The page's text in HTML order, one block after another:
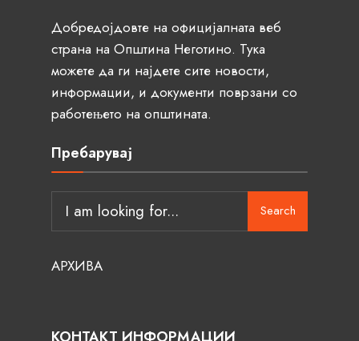
Добредојдовте на официјалната веб
страна на Општина Неготино. Тука
можете да ги најдете сите новости,
информации, и документи поврзани со
работењето на општината.
Пребарувај
Search
АРХИВА